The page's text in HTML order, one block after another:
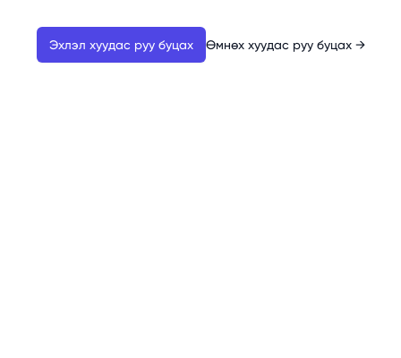
Эхлэл хуудас руу буцах Өмнөх хуудас руу буцах →